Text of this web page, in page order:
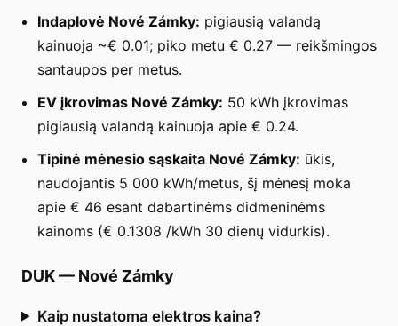
Indaplovė Nové Zámky: pigiausią valandą
kainuoja ~€ 0.01; piko metu € 0.27 — reikšmingos
santaupos per metus.
EV įkrovimas Nové Zámky: 50 kWh įkrovimas
pigiausią valandą kainuoja apie € 0.24.
Tipinė mėnesio sąskaita Nové Zámky: ūkis,
naudojantis 5 000 kWh/metus, šį mėnesį moka
apie € 46 esant dabartinėms didmeninėms
kainoms (€ 0.1308 /kWh 30 dienų vidurkis).
DUK— Nové Zámky
Kaip nustatoma elektros kaina?